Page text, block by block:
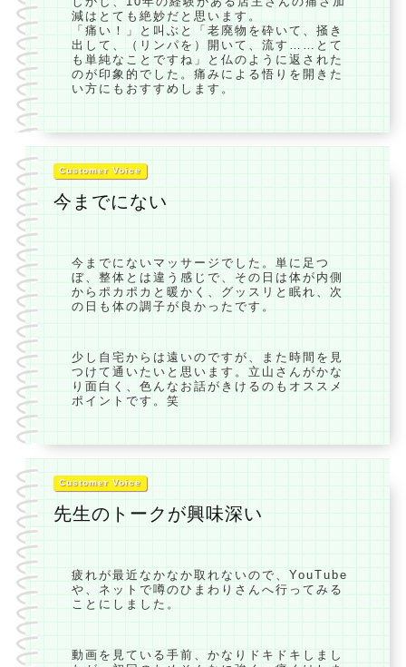
減はとても絶妙だと思います。
「痛い！」と叫ぶと「老廃物を砕いて、掻き
出して、（リンパを）開いて、流す……とて
も単純なことですね」と仏のように返された
のが印象的でした。痛みによる悟りを開きた
い方にもおすすめします。
Customer Voice
今までにない
今までにないマッサージでした。単に足つ
ぼ、整体とは違う感じで、その日は体が内側
からポカポカと暖かく、グッスリと眠れ、次
の日も体の調子が良かったです。
少し自宅からは遠いのですが、また時間を見
つけて通いたいと思います。立山さんがかな
り面白く、色んなお話がきけるのもオススメ
ポイントです。笑
Customer Voice
先生のトークが興味深い
疲れが最近なかなか取れないので、YouTube
や、ネットで噂のひまわりさんへ行ってみる
ことにしました。
動画を見ている手前、かなりドキドキしまし